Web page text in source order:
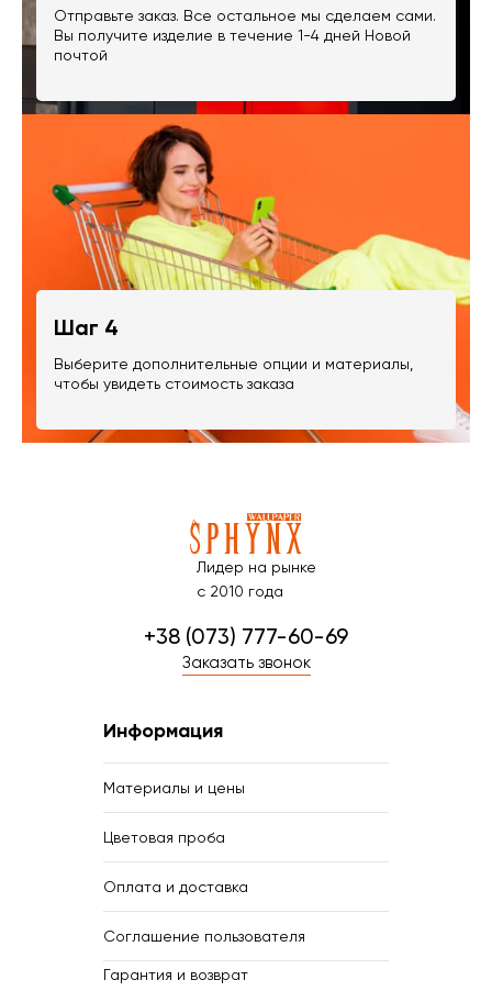
Отправьте заказ. Все остальное мы сделаем сами.
Вы получите изделие в течение 1-4 дней Новой
почтой
Шаг 4
Выберите дополнительные опции и материалы,
чтобы увидеть стоимость заказа
Лидер на рынке
с 2010 года
+38 (073) 777-60-69
Заказать звонок
Информация
Материалы и цены
Цветовая проба
Оплата и доставка
Соглашение пользователя
Гарантия и возврат